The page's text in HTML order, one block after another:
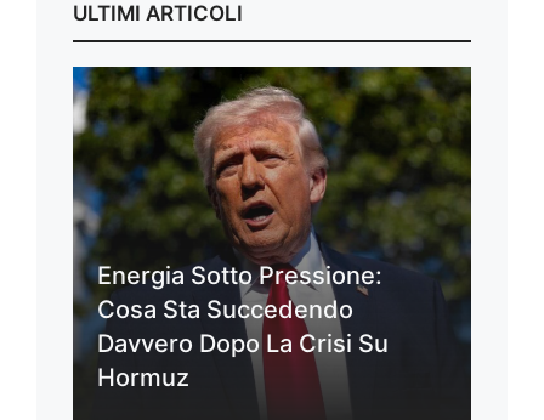
ULTIMI ARTICOLI
Energia Sotto Pressione:
Cosa Sta Succedendo
Davvero Dopo La Crisi Su
Hormuz